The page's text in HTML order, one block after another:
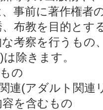
事前に著作権者
布教を目的とす
考察を行うもの
除きます。
の
連(アダルト関
を含むもの